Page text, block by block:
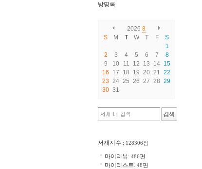
방명록
2026 8
S
M T W T F
S
1
2
3 4 5 6 7
8
9
10 11 12 13 14 15
16
17 18 19 20 21
22
23 24 25 26 27 28 29
30 31
서재지수 : 128306점
마이리뷰: 486편
마이리스트: 48편